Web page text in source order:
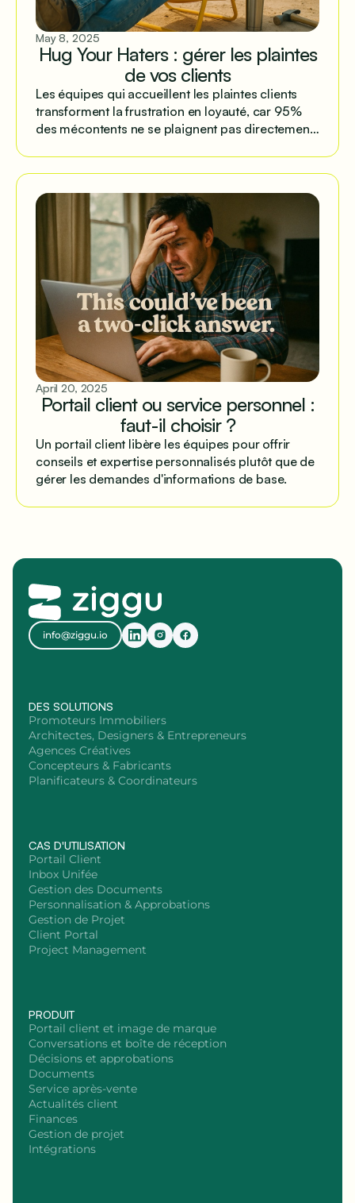
May 8, 2025
Hug Your Haters : gérer les plaintes
de vos clients
Les équipes qui accueillent les plaintes clients
transforment la frustration en loyauté, car 95%
des mécontents ne se plaignent pas directement
April 20, 2025
Portail client ou service personnel :
faut-il choisir ?
Un portail client libère les équipes pour offrir
conseils et expertise personnalisés plutôt que de
gérer les demandes d'informations de base.
info@ziggu.io
DES SOLUTIONS
Promoteurs Immobiliers
Architectes, Designers & Entrepreneurs
Agences Créatives
Concepteurs & Fabricants
Planificateurs & Coordinateurs
CAS D'UTILISATION
Portail Client
Inbox Unifée
Gestion des Documents
Personnalisation & Approbations
Gestion de Projet
Client Portal
Project Management
PRODUIT
Portail client et image de marque
Conversations et boîte de réception
Décisions et approbations
Documents
Service après-vente
Actualités client
Finances
Gestion de projet
Intégrations